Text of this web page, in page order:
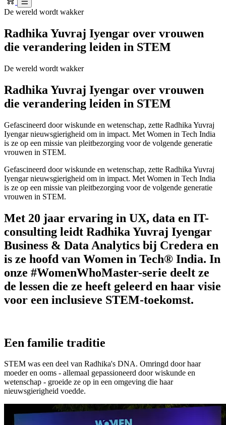
De wereld wordt wakker
Radhika Yuvraj Iyengar over vrouwen
die verandering leiden in STEM
De wereld wordt wakker
Radhika Yuvraj Iyengar over vrouwen
die verandering leiden in STEM
Gefascineerd door wiskunde en wetenschap, zette Radhika Yuvraj
Iyengar nieuwsgierigheid om in impact. Met Women in Tech India
is ze op een missie van pleitbezorging voor de volgende generatie
vrouwen in STEM.
Gefascineerd door wiskunde en wetenschap, zette Radhika Yuvraj
Iyengar nieuwsgierigheid om in impact. Met Women in Tech India
is ze op een missie van pleitbezorging voor de volgende generatie
vrouwen in STEM.
Met 20 jaar ervaring in UX, data en IT-
consulting leidt Radhika Yuvraj Iyengar
Business & Data Analytics bij Credera en
is ze hoofd van Women in Tech® India. In
onze #WomenWhoMaster-serie deelt ze
de lessen die ze heeft geleerd en haar visie
voor een inclusieve STEM-toekomst.
Een familie traditie
STEM was een deel van Radhika's DNA. Omringd door haar
moeder en ooms - allemaal gepassioneerd door wiskunde en
wetenschap - groeide ze op in een omgeving die haar
nieuwsgierigheid voedde.